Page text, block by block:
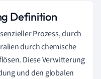
Definition
Prozess, durch
durch chemische
Diese Verwitterung
und den globalen